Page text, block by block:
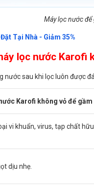
Máy lọc nước
Tại Nhà - Giảm 35%
lọc nước Karofi
sau khi lọc luôn được
Karofi không vỏ để gầm
vi khuẩn, virus, tạp chất
dịu nhẹ.